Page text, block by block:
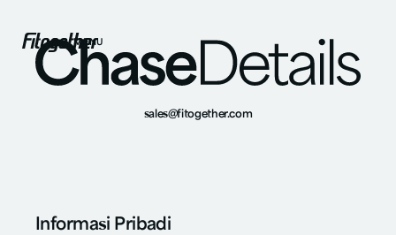
MENU
sales@fitogether.com
Informasi Pribadi